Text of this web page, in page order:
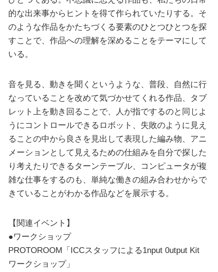
的な出来事からヒントを得て作られていたりする。そ
のような作品をかたちづくる要素のひとつひとつを探
すことで、作品への理解を深めることをテーマにして
いる。
音を見る、動きを聞くというような、普段、自然に行
なっていることを改めて気づかせてくれる作品、タブ
レット上を動き回ることで、人が指でするのと同じよ
うにコントロールできるロボット、失敗のように見え
ることの中から良さを見出して表現した編み物、アニ
メーションとして見えるための仕組みを自分で探した
り考えたりできるターンテーブル、コンピュータが複
雑な仕事をするのも、単純な働きの組み合わせからで
きていることがわかる作品などを展示する。
【関連イベント】
●ワークショップ
PROTOROOM「ICCスタッフによる1nput 0utput Kit
ワークショップ」